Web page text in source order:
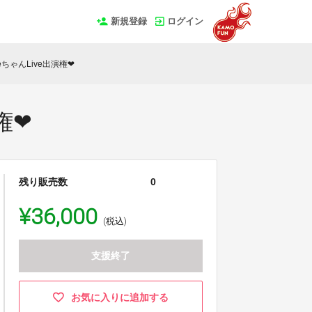
新規登録 ログイン
ちゃんLive出演権❤
❤
残り販売数 0
¥36,000 (税込)
支援終了
お気に入りに追加する